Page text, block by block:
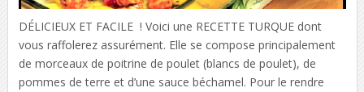
DÉLICIEUX ET FACILE ! Voici une RECETTE TURQUE dont
vous raffolerez assurément. Elle se compose principalement
de morceaux de poitrine de poulet (blancs de poulet), de
pommes de terre et d’une sauce béchamel. Pour le rendre